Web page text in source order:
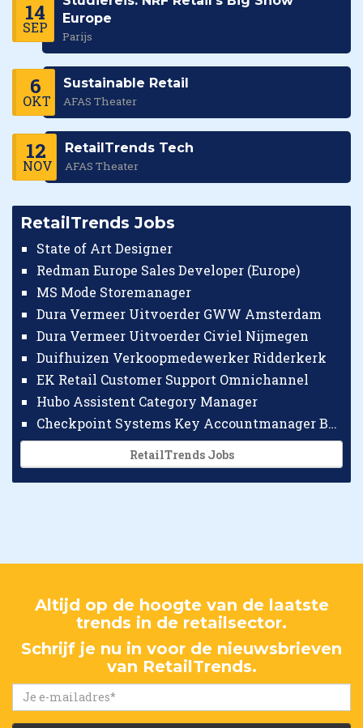
14
SEP
Europe
Parijs
6
OKT
Sustainable Retail
AFAS Theater
12
NOV
RetailTrends Tech
AFAS Theater
RetailTrends Jobs
State of Art Designer
Redman Europe Sales Developer (Europe)
MS Mode Storemanager
Dura Vermeer Uitvoerder GWW Amsterdam
Dura Vermeer Uitvoerder Civiel Nijmegen
Duifhuizen Verkoopmedewerker Ridderkerk
EK Retail Customer Support Omnichannel
Hubo Assistent Category Manager
Checkpoint Systems Key Accountmanager Benelux
RetailTrends Jobs
Altijd op de hoogte van de laatste
trends in de retailsector.
Schrijf je nu in voor de nieuwsbrieven
van RetailTrends.